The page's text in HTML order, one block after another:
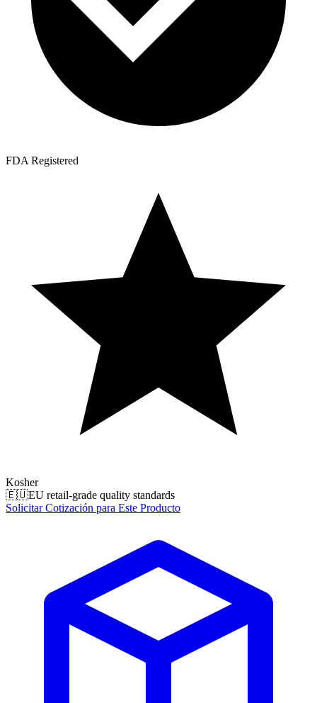
FDA Registered
Kosher
🇪🇺EU retail-grade quality standards
Solicitar Cotización para Este Producto